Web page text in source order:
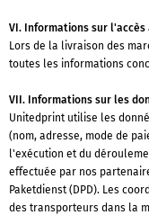
VI. Informations sur
Lors de la livraison des
toutes les informations
VII. Informations sur les
Unitedprint utilise les
(nom, adresse, mode de
l'exécution et du
effectuée par nos
Paketdienst (DPD). Les
des transporteurs dans la